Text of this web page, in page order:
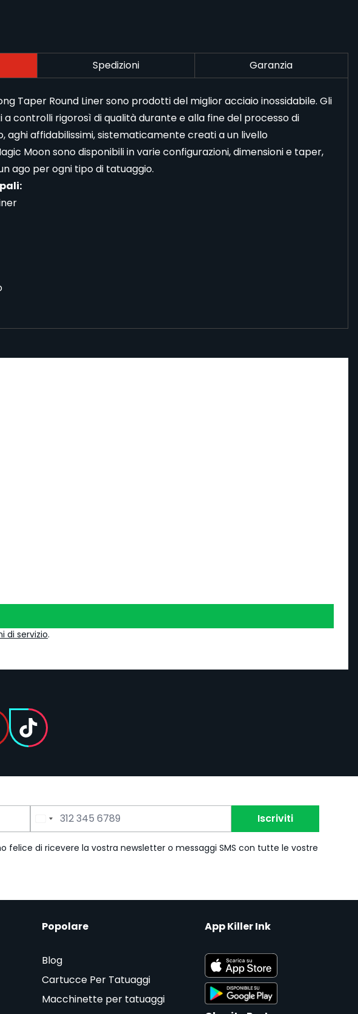
Spedizioni Garanzia
Taper Round Liner sono prodotti del miglior acciaio inossidabile. Gli
controlli rigorosì di qualità durante e alla fine del processo di
aghi affidabilissimi, sistematicamente creati a un livello
Moon sono disponibili in varie configurazioni, dimensioni e taper,
ago per ogni tipo di tatuaggio.
di servizio.
Iscriviti
felice di ricevere la vostra newsletter o messaggi SMS con tutte le vostre
Popolare
Blog
Cartucce Per Tatuaggi
Macchinette per tatuaggi
App Killer Ink